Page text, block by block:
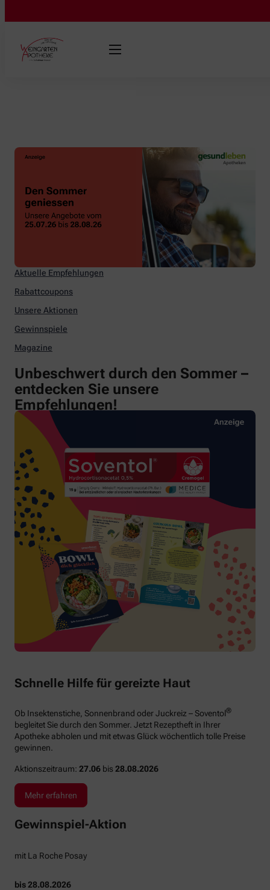
Aktuelle Empfehlungen
Rabattcoupons
Unsere Aktionen
Gewinnspiele
Magazine
Unbeschwert durch den Sommer –
entdecken Sie unsere
Empfehlungen!
Schnelle Hilfe für gereizte Haut
Ob Insektenstiche, Sonnenbrand oder Juckreiz – Soventol®
begleitet Sie durch den Sommer. Jetzt Rezeptheft in Ihrer
Apotheke abholen und mit etwas Glück wöchentlich tolle Preise
gewinnen.
Aktionszeitraum: 27.06 bis 28.08.2026
Mehr erfahren
Gewinnspiel-Aktion
mit La Roche Posay
bis 28.08.2026